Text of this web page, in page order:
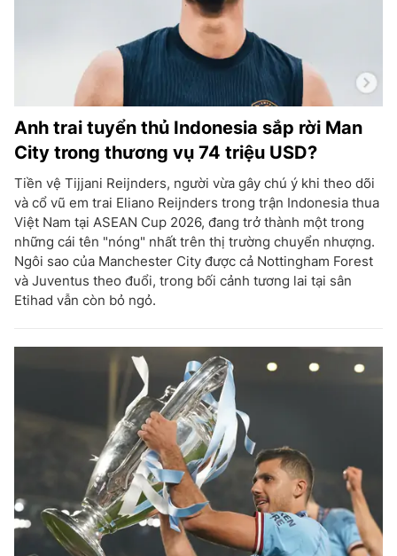
Anh trai tuyển thủ Indonesia sắp rời Man
City trong thương vụ 74 triệu USD?
Tiền vệ Tijjani Reijnders, người vừa gây chú ý khi theo dõi
và cổ vũ em trai Eliano Reijnders trong trận Indonesia thua
Việt Nam tại ASEAN Cup 2026, đang trở thành một trong
những cái tên "nóng" nhất trên thị trường chuyển nhượng.
Ngôi sao của Manchester City được cả Nottingham Forest
và Juventus theo đuổi, trong bối cảnh tương lai tại sân
Etihad vẫn còn bỏ ngỏ.